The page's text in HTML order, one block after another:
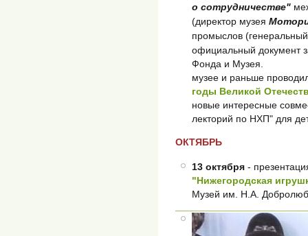
о сотрудничестве"
(директор музея
промыслов
официальный документ
Фонда и Музея.
музее и раньше
годы Великой
новые интересные
лекторий по НХП" для
ОКТЯБРЬ
13 октября -
"Нижегородская
Музей им. Н.А.